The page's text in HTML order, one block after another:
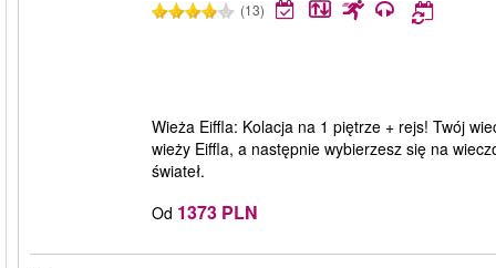
(13)
Wieża Eiffla: Kolacja na 1 piętrze + rejs! Twój
wieży Eiffla, a następnie wybierzesz się na
świateł.
Od 1373 PLN